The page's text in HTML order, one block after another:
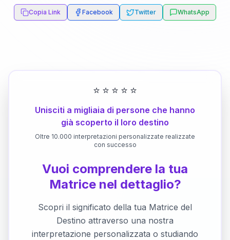
Copia Link Facebook Twitter WhatsApp
⭐ ⭐ ⭐ ⭐ ⭐
Unisciti a migliaia di persone che hanno
già scoperto il loro destino
Oltre 10.000 interpretazioni personalizzate realizzate
con successo
Vuoi comprendere la tua
Matrice nel dettaglio?
Scopri il significato della tua Matrice del
Destino attraverso una nostra
interpretazione personalizzata o studiando